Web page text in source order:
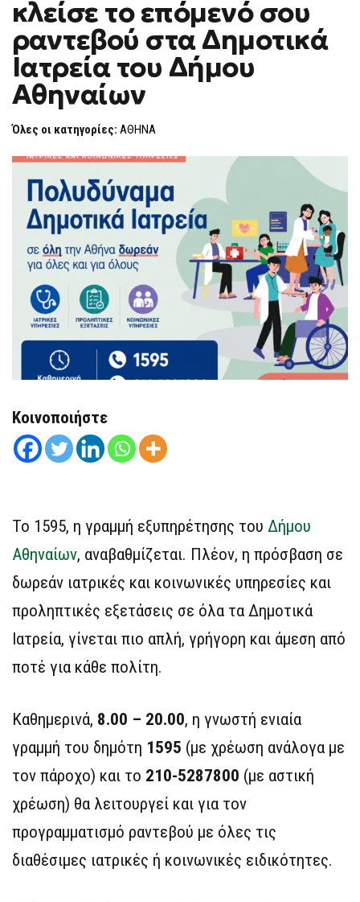
ΚΑΙ
ΚΛΕΊΣΕ
ΤΟ
ΕΠΌΜΕΝΌ
ΣΟΥ
ΡΑΝΤΕΒΟΎ
κλείσε το επόμενό σου
ραντεβού στα Δημοτικά
Ιατρεία του Δήμου
Αθηναίων
Όλες οι κατηγορίες: ΑΘΗΝΑ
Κοινοποιήστε
Το 1595, η γραμμή εξυπηρέτησης του Δήμου
Αθηναίων, αναβαθμίζεται. Πλέον, η πρόσβαση σε
δωρεάν ιατρικές και κοινωνικές υπηρεσίες και
προληπτικές εξετάσεις σε όλα τα Δημοτικά
Ιατρεία, γίνεται πιο απλή, γρήγορη και άμεση από
ποτέ για κάθε πολίτη.
Καθημερινά, 8.00 – 20.00, η γνωστή ενιαία
γραμμή του δημότη 1595 (με χρέωση ανάλογα με
τον πάροχο) και το 210-5287800 (με αστική
χρέωση) θα λειτουργεί και για τον
προγραμματισμό ραντεβού με όλες τις
διαθέσιμες ιατρικές ή κοινωνικές ειδικότητες.